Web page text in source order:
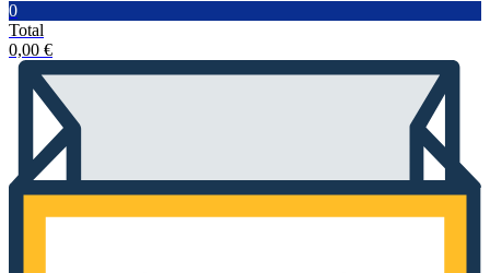
0
Total
0,00 €